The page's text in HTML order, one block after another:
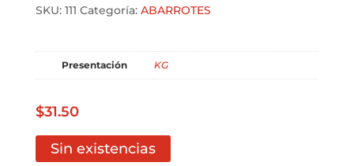
SKU: 111 Categoría: ABARROTES
Presentación KG
$31.50
Sin existencias